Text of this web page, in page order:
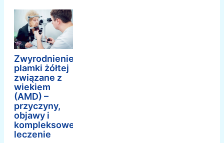
Zwyrodnienie
plamki żółtej
związane z
wiekiem
(AMD) –
przyczyny,
objawy i
kompleksowe
leczenie